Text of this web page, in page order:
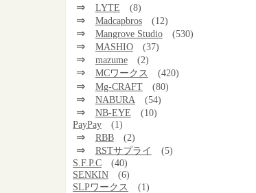
⇒ LYTE (8)
⇒ Madcapbros (12)
⇒ Mangrove Studio (530)
⇒ MASHIO (37)
⇒ mazume (2)
⇒ MCワークス (420)
⇒ Mg-CRAFT (80)
⇒ NABURA (54)
⇒ NB-EYE
(10)
PayPay
(1)
⇒ RBB (2)
⇒ RSTサプライ
(5)
S.F.P.C
(40)
SENKIN
(6)
SLPワークス
(1)